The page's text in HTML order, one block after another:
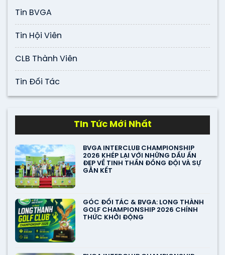
Tin BVGA
Tin Hội Viên
CLB Thành Viên
Tin Đối Tác
TIn Tức Mới Nhất
BVGA INTERCLUB CHAMPIONSHIP
2026 KHÉP LẠI VỚI NHỮNG DẤU ẤN
ĐẸP VỀ TINH THẦN ĐỒNG ĐỘI VÀ SỰ
GẮN KẾT
GÓC ĐỐI TÁC & BVGA: LONG THÀNH
GOLF CHAMPIONSHIP 2026 CHÍNH
THỨC KHỞI ĐỘNG